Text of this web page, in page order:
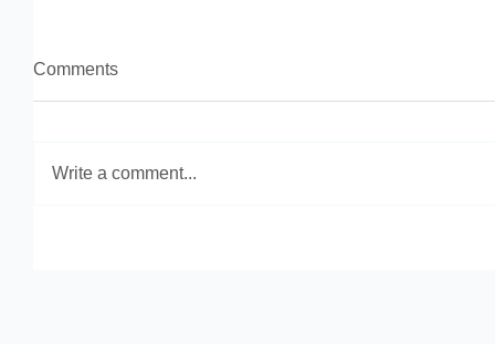
Comments
Write a comment...